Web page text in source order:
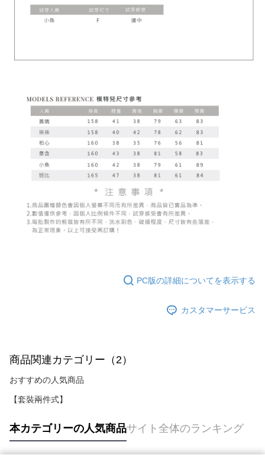
PC版の詳細についてを表示する
カスタマーサービス
商品関連カテゴリー（2）
おすすめの人気商品
【套裝兩件式】
本カテゴリーの人気商品サイト全体のランキング